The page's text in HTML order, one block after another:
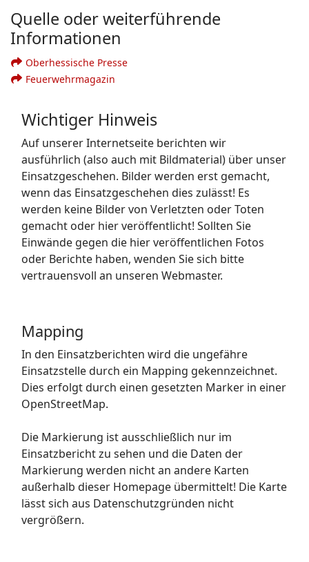
Quelle oder weiterführende
Informationen
Oberhessische Presse
Feuerwehrmagazin
Wichtiger Hinweis
Auf unserer Internetseite berichten wir
ausführlich (also auch mit Bildmaterial) über unser
Einsatzgeschehen. Bilder werden erst gemacht,
wenn das Einsatzgeschehen dies zulässt! Es
werden keine Bilder von Verletzten oder Toten
gemacht oder hier veröffentlicht! Sollten Sie
Einwände gegen die hier veröffentlichen Fotos
oder Berichte haben, wenden Sie sich bitte
vertrauensvoll an unseren Webmaster.
Mapping
In den Einsatzberichten wird die ungefähre
Einsatzstelle durch ein Mapping gekennzeichnet.
Dies erfolgt durch einen gesetzten Marker in einer
OpenStreetMap.
Die Markierung ist ausschließlich nur im
Einsatzbericht zu sehen und die Daten der
Markierung werden nicht an andere Karten
außerhalb dieser Homepage übermittelt! Die Karte
lässt sich aus Datenschutzgründen nicht
vergrößern.